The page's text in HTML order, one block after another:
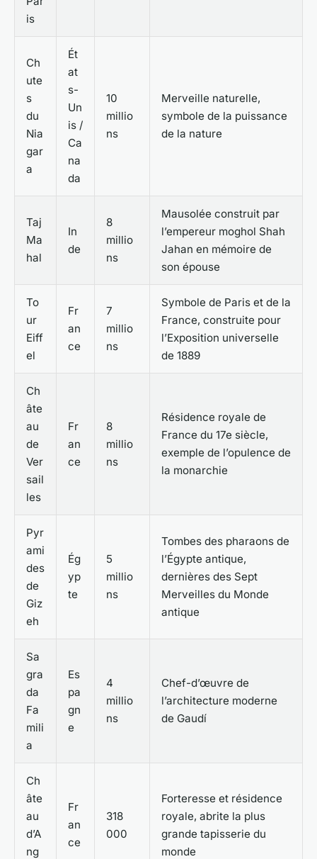
is
Ch
ute
s
du
Nia
gar
a
Ét
at
s-
Un
is /
Ca
na
da
10
millio
ns
Merveille naturelle,
symbole de la puissance
de la nature
Taj
Ma
hal
In
de
8
millio
ns
Mausolée construit par
l’empereur moghol Shah
Jahan en mémoire de
son épouse
To
ur
Eiff
el
Fr
an
ce
7
millio
ns
Symbole de Paris et de la
France, construite pour
l’Exposition universelle
de 1889
Ch
âte
au
de
Ver
sail
les
Fr
an
ce
8
millio
ns
Résidence royale de
France du 17e siècle,
exemple de l’opulence de
la monarchie
Pyr
ami
des
de
Giz
eh
Ég
yp
te
5
millio
ns
Tombes des pharaons de
l’Égypte antique,
dernières des Sept
Merveilles du Monde
antique
Sa
gra
da
Fa
mili
a
Es
pa
gn
e
4
millio
ns
Chef-d’œuvre de
l’architecture moderne
de Gaudí
Ch
âte
au
d’A
ng
Fr
an
ce
318
000
Forteresse et résidence
royale, abrite la plus
grande tapisserie du
monde